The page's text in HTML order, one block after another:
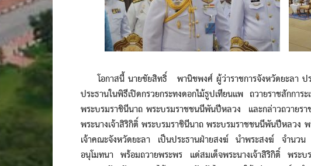
โอกาสนี้ นายชัยสิทธิ์ พานิชพงศ์ ผู้ว่าราชการจังหวัดยะลา ป
ประธานในพิธีเปิดกรวยกระทงดอกไม้ธูปเทียนแพ ถวายราชสักกา
พระบรมราชินีนาถ พระบรมราชชนนีพันปีหลวง และกล่าวถวายร
พระนางเจ้าสิริกิติ์ พระบรมราชินีนาถ พระบรมราชชนนีพันปีหลว
เจ้าคณะจังหวัดยะลา เป็นประธานฝ่ายสงฆ์ นำพระสงฆ์ จำ
อนุโมทนา พร้อมถวายพระพร แด่สมเด็จพระนางเจ้าสิริกิติ์ พร